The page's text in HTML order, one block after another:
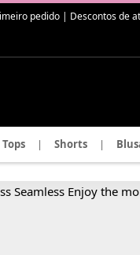
pedido | Descontos
Tops | Shorts |